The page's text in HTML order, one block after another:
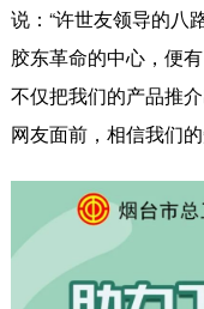
说：“许世友领导的八
胶东革命的中心，便
不仅把我们的产品推
网友面前，相信我们